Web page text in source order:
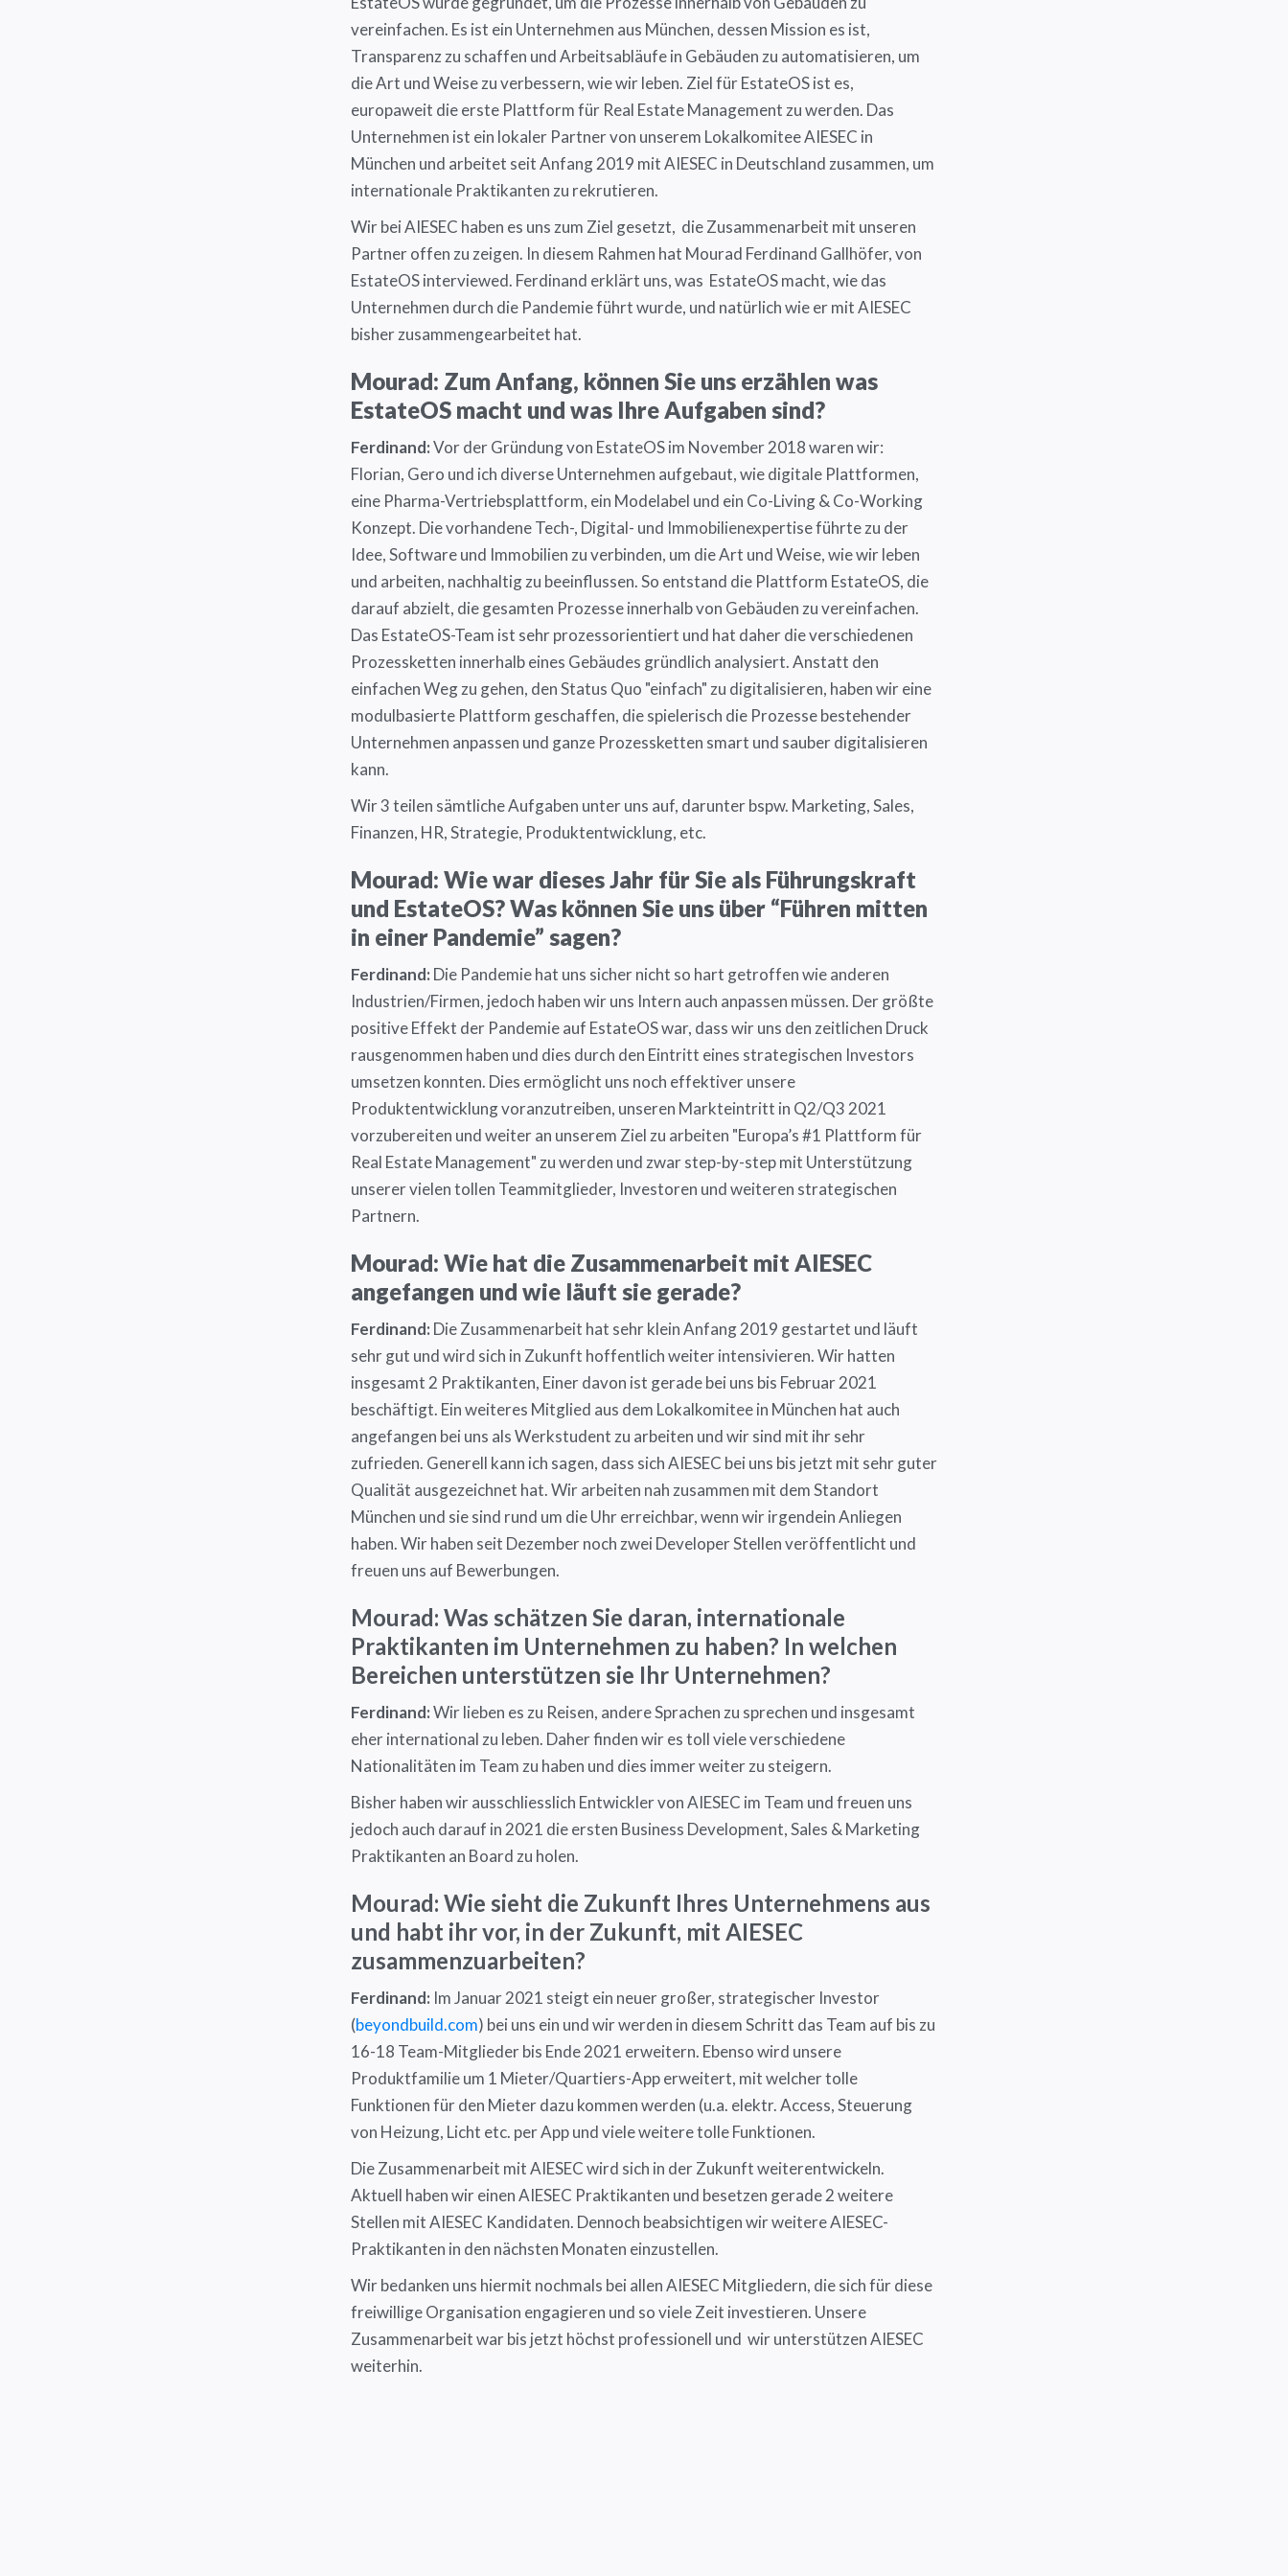
vereinfachen. Es ist ein Unternehmen aus München, dessen Mission es ist,
Transparenz zu schaffen und Arbeitsabläufe in Gebäuden zu automatisieren, um
die Art und Weise zu verbessern, wie wir leben. Ziel für EstateOS ist es,
europaweit die erste Plattform für Real Estate Management zu werden. Das
Unternehmen ist ein lokaler Partner von unserem Lokalkomitee AIESEC in
München und arbeitet seit Anfang 2019 mit AIESEC in Deutschland zusammen, um
internationale Praktikanten zu rekrutieren.
Wir bei AIESEC haben es uns zum Ziel gesetzt, die Zusammenarbeit mit unseren
Partner offen zu zeigen. In diesem Rahmen hat Mourad Ferdinand Gallhöfer, von
EstateOS interviewed. Ferdinand erklärt uns, was EstateOS macht, wie das
Unternehmen durch die Pandemie führt wurde, und natürlich wie er mit AIESEC
bisher zusammengearbeitet hat.
Mourad: Zum Anfang, können Sie uns erzählen was
EstateOS macht und was Ihre Aufgaben sind?
Ferdinand:Vor der Gründung von EstateOS im November 2018 waren wir:
Florian, Gero und ich diverse Unternehmen aufgebaut, wie digitale Plattformen,
eine Pharma-Vertriebsplattform, ein Modelabel und ein Co-Living & Co-Working
Konzept. Die vorhandene Tech-, Digital- und Immobilienexpertise führte zu der
Idee, Software und Immobilien zu verbinden, um die Art und Weise, wie wir leben
und arbeiten, nachhaltig zu beeinflussen. So entstand die Plattform EstateOS, die
darauf abzielt, die gesamten Prozesse innerhalb von Gebäuden zu vereinfachen.
Das EstateOS-Team ist sehr prozessorientiert und hat daher die verschiedenen
Prozessketten innerhalb eines Gebäudes gründlich analysiert. Anstatt den
einfachen Weg zu gehen, den Status Quo "einfach" zu digitalisieren, haben wir eine
modulbasierte Plattform geschaffen, die spielerisch die Prozesse bestehender
Unternehmen anpassen und ganze Prozessketten smart und sauber digitalisieren
kann.
Wir 3 teilen sämtliche Aufgaben unter uns auf, darunter bspw. Marketing, Sales,
Finanzen, HR, Strategie, Produktentwicklung, etc.
Mourad: Wie war dieses Jahr für Sie als Führungskraft
und EstateOS? Was können Sie uns über “Führen mitten
in einer Pandemie” sagen?
Ferdinand: Die Pandemie hat uns sicher nicht so hart getroffen wie anderen
Industrien/Firmen, jedoch haben wir uns Intern auch anpassen müssen. Der größte
positive Effekt der Pandemie auf EstateOS war, dass wir uns den zeitlichen Druck
rausgenommen haben und dies durch den Eintritt eines strategischen Investors
umsetzen konnten. Dies ermöglicht uns noch effektiver unsere
Produktentwicklung voranzutreiben, unseren Markteintritt in Q2/Q3 2021
vorzubereiten und weiter an unserem Ziel zu arbeiten "Europa’s #1 Plattform für
Real Estate Management" zu werden und zwar step-by-step mit Unterstützung
unserer vielen tollen Teammitglieder, Investoren und weiteren strategischen
Partnern.
Mourad: Wie hat die Zusammenarbeit mit AIESEC
angefangen und wie läuft sie gerade?
Ferdinand: Die Zusammenarbeit hat sehr klein Anfang 2019 gestartet und läuft
sehr gut und wird sich in Zukunft hoffentlich weiter intensivieren. Wir hatten
insgesamt 2 Praktikanten, Einer davon ist gerade bei uns bis Februar 2021
beschäftigt. Ein weiteres Mitglied aus dem Lokalkomitee in München hat auch
angefangen bei uns als Werkstudent zu arbeiten und wir sind mit ihr sehr
zufrieden. Generell kann ich sagen, dass sich AIESEC bei uns bis jetzt mit sehr guter
Qualität ausgezeichnet hat. Wir arbeiten nah zusammen mit dem Standort
München und sie sind rund um die Uhr erreichbar, wenn wir irgendein Anliegen
haben. Wir haben seit Dezember noch zwei Developer Stellen veröffentlicht und
freuen uns auf Bewerbungen.
Mourad: Was schätzen Sie daran, internationale
Praktikanten im Unternehmen zu haben? In welchen
Bereichen unterstützen sie Ihr Unternehmen?
Ferdinand:Wir lieben es zu Reisen, andere Sprachen zu sprechen und insgesamt
eher international zu leben. Daher finden wir es toll viele verschiedene
Nationalitäten im Team zu haben und dies immer weiter zu steigern.
Bisher haben wir ausschliesslich Entwickler von AIESEC im Team und freuen uns
jedoch auch darauf in 2021 die ersten Business Development, Sales & Marketing
Praktikanten an Board zu holen.
Mourad: Wie sieht die Zukunft Ihres Unternehmens aus
und habt ihr vor, in der Zukunft, mit AIESEC
zusammenzuarbeiten?
Ferdinand: Im Januar 2021 steigt ein neuer großer, strategischer Investor
(beyondbuild.com) bei uns ein und wir werden in diesem Schritt das Team auf bis zu
16-18 Team-Mitglieder bis Ende 2021 erweitern. Ebenso wird unsere
Produktfamilie um 1 Mieter/Quartiers-App erweitert, mit welcher tolle
Funktionen für den Mieter dazu kommen werden (u.a. elektr. Access, Steuerung
von Heizung, Licht etc. per App und viele weitere tolle Funktionen.
Die Zusammenarbeit mit AIESEC wird sich in der Zukunft weiterentwickeln.
Aktuell haben wir einen AIESEC Praktikanten und besetzen gerade 2 weitere
Stellen mit AIESEC Kandidaten. Dennoch beabsichtigen wir weitere AIESEC-
Praktikanten in den nächsten Monaten einzustellen.
Wir bedanken uns hiermit nochmals bei allen AIESEC Mitgliedern, die sich für diese
freiwillige Organisation engagieren und so viele Zeit investieren. Unsere
Zusammenarbeit war bis jetzt höchst professionell und wir unterstützen AIESEC
weiterhin.